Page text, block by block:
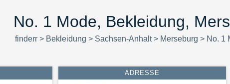
No. 1 Mode, Bekleidung,
finderr> Bekleidung > Sachsen-Anhalt> Merseburg > No. 1
ADRESSE